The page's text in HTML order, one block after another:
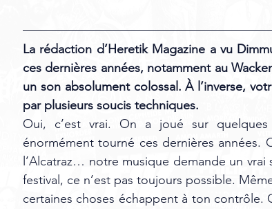
La rédaction d’Heretik Magazine a vu
ces dernières années, notamment au
un son absolument colossal. À l’inverse,
par plusieurs soucis techniques.
Oui, c’est vrai. On a joué sur quelques
énormément tourné ces dernières années.
l’Alcatraz… notre musique demande un
festival, ce n’est pas toujours possible.
certaines choses échappent à ton contrôle.